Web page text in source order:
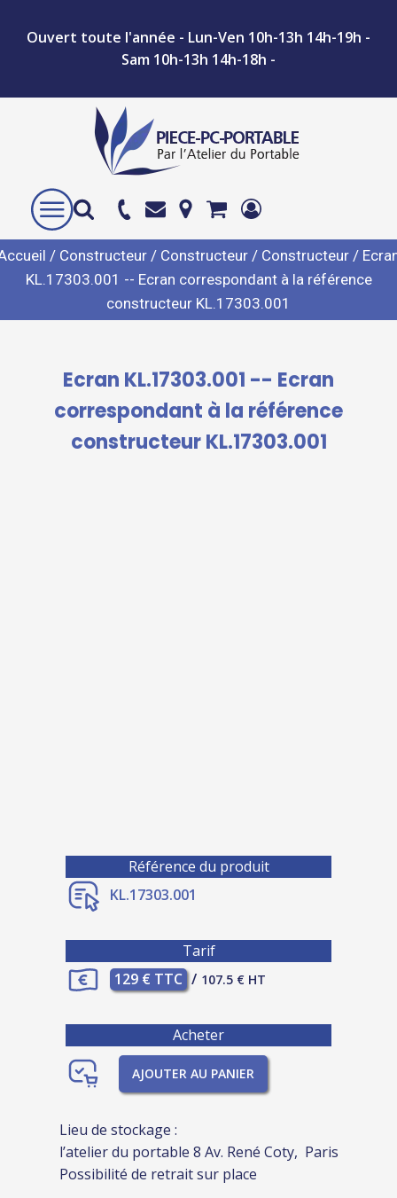
Ouvert toute l'année - Lun-Ven 10h-13h 14h-19h -
Sam 10h-13h 14h-18h -
/ Constructeur / Constructeur / Constructeur /
KL.17303.001 -- Ecran correspondant à la référence
constructeur KL.17303.001
Ecran KL.17303.001 -- Ecran
correspondant à la référence
constructeur KL.17303.001
Référence du produit
KL.17303.001
Tarif
129 € TTC / 107.5 € HT
Acheter
AJOUTER AU PANIER
Lieu de stockage :
l’atelier du portable 8 Av. René Coty, Paris
Possibilité de retrait sur place